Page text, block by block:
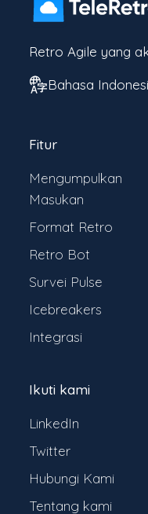
Retro Agile yang
Bahasa
Fitur
Mengumpulkan
Masukan
Format Retro
Retro Bot
Survei Pulse
Icebreakers
Integrasi
Ikuti kami
LinkedIn
Twitter
Hubungi Kami
Tentang kami